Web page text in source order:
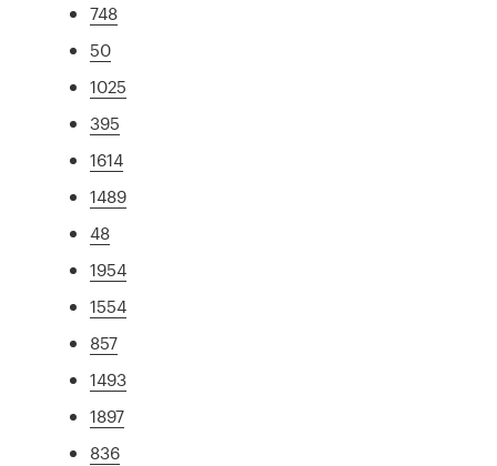
748
50
1025
395
1614
1489
48
1954
1554
857
1493
1897
836